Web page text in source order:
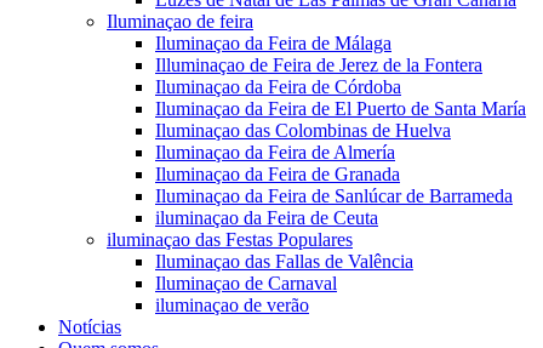
Iluminaçao de feira
Iluminaçao da Feira de Málaga
Illuminaçao de Feira de Jerez de la Fontera
Iluminaçao da Feira de Córdoba
Iluminaçao da Feira de El Puerto de Santa María
Iluminaçao das Colombinas de Huelva
Iluminaçao da Feira de Almería
Iluminaçao da Feira de Granada
Iluminaçao da Feira de Sanlúcar de Barrameda
iluminaçao da Feira de Ceuta
iluminaçao das Festas Populares
Iluminaçao das Fallas de Valência
Iluminaçao de Carnaval
iluminaçao de verão
Notícias